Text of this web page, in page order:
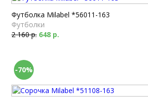
Футболка Milabel *56011-163
Футболки
2 160 р. 648 р.
-70%